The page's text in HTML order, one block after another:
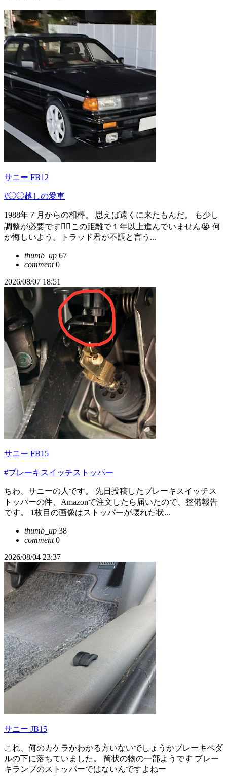
サニー FB12
#◯◯越しの愛車
1988年７月からの相棒。 思えば遠くに来たもんだ。 も少し
調整が必要です😵‍💫この距離で１年以上進んでいません😭 何
か悔しいよう。トラッド君が不調と言う...
thumb_up 67
comment0
2026/08/07 18:51
サニー FB15
#ブレーキスイッチストッパー
ちわ、サニーの人です。 先日投稿したブレーキスイッチス
トッパーの件、Amazonで注文したら届いたので、整備報告
です。 1枚目の画像はストッパーが壊れた状...
thumb_up 38
comment0
2026/08/04 23:37
サニー JB15
これ、何のカケラかわかる方いないでしょうかブレーキペダ
ルの下に落ちていました。 筒状の物の一部ようです ブレー
キランプのストッパーではないんですよねー